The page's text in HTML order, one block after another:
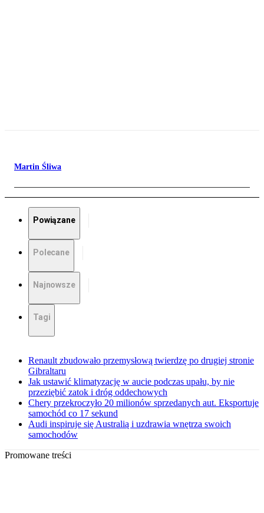
Martin Śliwa
Powiązane
Polecane
Najnowsze
Tagi
Renault zbudowało przemysłową twierdzę po drugiej stronie
Gibraltaru
Jak ustawić klimatyzację w aucie podczas upału, by nie
przeziębić zatok i dróg oddechowych
Chery przekroczyło 20 milionów sprzedanych aut. Eksportuje
samochód co 17 sekund
Audi inspiruje się Australią i uzdrawia wnętrza swoich
samochodów
Promowane treści